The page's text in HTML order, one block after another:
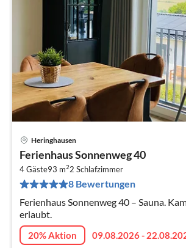
Heringhausen
Ferienhaus Sonnenweg 40
4 Gäste93 m22 Schlafzimmer
8 Bewertungen
Ferienhaus Sonnenweg 40 – Sauna.
erlaubt.
20% Aktion
09.08.2026 -